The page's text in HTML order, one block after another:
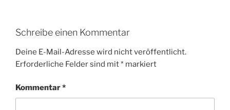
Schreibe einen Kommentar
Deine E-Mail-Adresse wird nicht veröffentlicht.
Erforderliche Felder sind mit* markiert
Kommentar*